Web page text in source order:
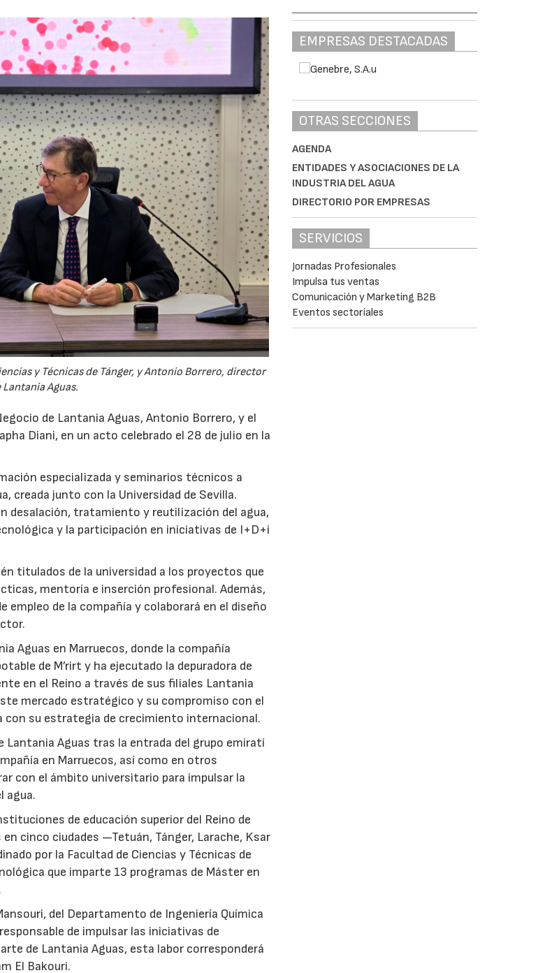
y Técnicas de Tánger, y Antonio Borrero, director
Aguas.
de Lantania Aguas, Antonio Borrero, y el
Diani, en un acto celebrado el 28 de julio en la
especializada y seminarios técnicos a
creada junto con la Universidad de Sevilla.
desalación, tratamiento y reutilización del agua,
y la participación en iniciativas de I+D+i
titulados de la universidad a los proyectos que
mentoría e inserción profesional. Además,
de la compañía y colaborará en el diseño
Aguas en Marruecos, donde la compañía
de M’rirt y ha ejecutado la depuradora de
en el Reino a través de sus filiales Lantania
mercado estratégico y su compromiso con el
con su estrategia de crecimiento internacional.
Lantania Aguas tras la entrada del grupo emiratí
en Marruecos, así como en otros
con el ámbito universitario para impulsar la
agua.
de educación superior del Reino de
cinco ciudades —Tetuán, Tánger, Larache, Ksar
por la Facultad de Ciencias y Técnicas de
que imparte 13 programas de Máster en
del Departamento de Ingeniería Química
de impulsar las iniciativas de
de Lantania Aguas, esta labor corresponderá
El Bakouri.
EMPRESAS DESTACADAS
OTRAS SECCIONES
AGENDA
ENTIDADES Y ASOCIACIONES DE LA
INDUSTRIA DEL AGUA
DIRECTORIO POR EMPRESAS
SERVICIOS
Jornadas Profesionales
Impulsa tus ventas
Comunicación y Marketing B2B
Eventos sectoriales